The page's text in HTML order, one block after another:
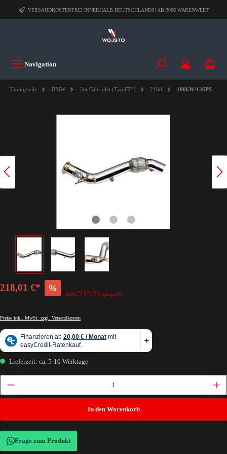
VERSANDKOSTENFREI INNERHALB DEUTSCHLANDS! AB 300€ WARENWERT
Navigation
Tuningteile BMW 2er Cabriolet (Typ F23) 218d 100kW/136PS
218,01 €* %
224,75 €* (3% gespart)
Preise inkl. MwSt. zzgl. Versandkosten
Lieferzeit: ca. 5-10 Werktage
In den Warenkorb
Frage zum Produkt